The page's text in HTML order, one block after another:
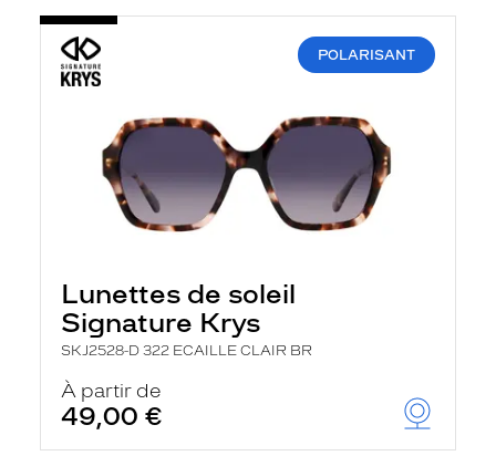
POLARISANT
Lunettes de soleil
Signature Krys
SKJ2528-D 322 ECAILLE CLAIR BR
À partir de
49,00 €